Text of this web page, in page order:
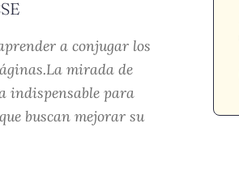
a conjugar los
mirada de
indispensable para
buscan mejorar su